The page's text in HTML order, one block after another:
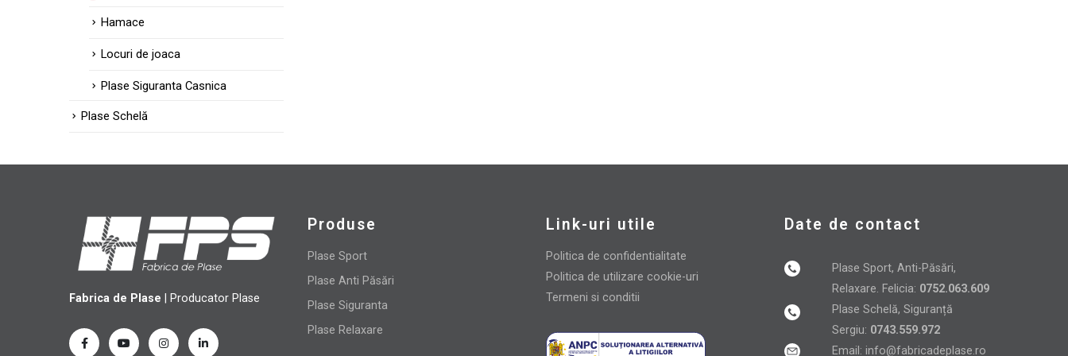
Hamace
Locuri de joaca
Plase Siguranta Casnica
Plase Schelă
Fabrica de Plase | Producator Plase
Produse
Plase Sport
Plase Anti Păsări
Plase Siguranta
Plase Relaxare
Link-uri utile
Politica de confidentialitate
Politica de utilizare cookie-uri
Termeni si conditii
Date de contact
Plase Sport, Anti-Păsări,
Relaxare. Felicia: 0752.063.609
Plase Schelă, Siguranță
Sergiu: 0743.559.972
Email: info@fabricadeplase.ro